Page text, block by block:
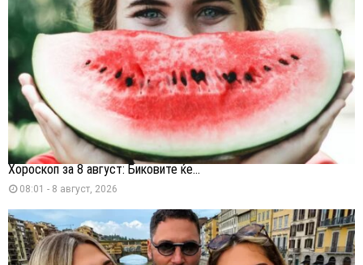
Хороскоп за 8 август: Биковите ќе...
08:01 - 8 август, 2026